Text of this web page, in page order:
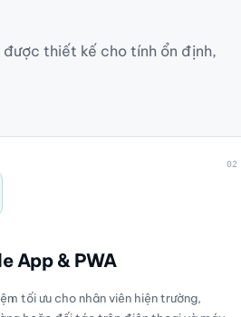
được thiết kế cho tính ổn định,
02
App & PWA
tối ưu cho nhân viên hiện trường,